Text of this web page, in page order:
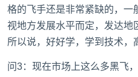
格的飞手还是非常紧缺的，一
视地方发展水平而定，发达地
所以说，好好学，学到技术，
问3：现在市场上这么多黑飞